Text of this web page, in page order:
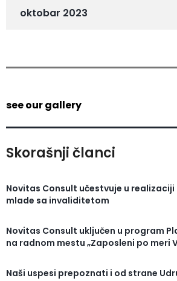
oktobar 2023
see our gallery
Skorašnji članci
Novitas Consult učestvuje u
mlade sa invaliditetom
Novitas Consult uključen u program
na radnom mestu „Zaposleni po meri
Naši uspesi prepoznati i od strane